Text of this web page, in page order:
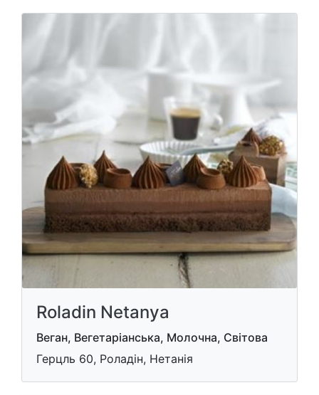
Roladin Netanya
Веган, Вегетаріанська, Молочна, Світова
Герцль 60, Роладін, Нетанія